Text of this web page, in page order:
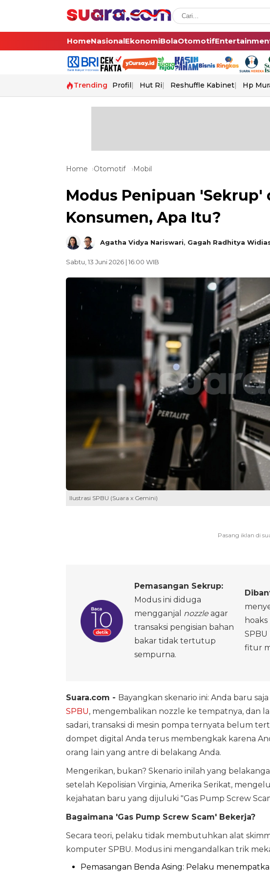
HomeNasionalEkonomiBolaOtomotif
Trending Profil Hut Ri Reshuffle Kabinet Hp
Home Otomotif Mobil
Modus Penipuan 'Sekrup'
Konsumen, Apa Itu?
Agatha Vidya Nariswari, Gagah Radhitya
Sabtu, 13 Juni 2026 | 16:00 WIB
Ilustrasi SPBU (Suara x Gemini)
Pemasangan Sekrup:
Modus ini diduga
mengganjal
nozzleagar
transaksi pengisian bahan
bakar tidak tertutup
sempurna.
fitur
Suara.com - Bayangkan skenario ini: Anda baru
SPBU, mengembalikan nozzle ke tempatnya, dan
sadari, transaksi di mesin pompa ternyata belum
dompet digital Anda terus membengkak karena
orang lain yang antre di belakang Anda.
Mengerikan, bukan? Skenario inilah yang
setelah Kepolisian Virginia, Amerika Serikat,
kejahatan baru yang dijuluki "Gas Pump Screw
Bagaimana 'Gas Pump Screw Scam' Bekerja?
Secara teori, pelaku tidak membutuhkan alat
komputer SPBU. Modus ini mengandalkan trik
Pemasangan Benda Asing: Pelaku